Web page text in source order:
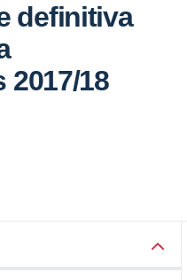
definitiva
2017/18